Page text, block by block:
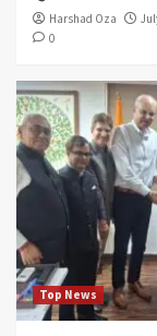
Harshad Oza
0
Top News